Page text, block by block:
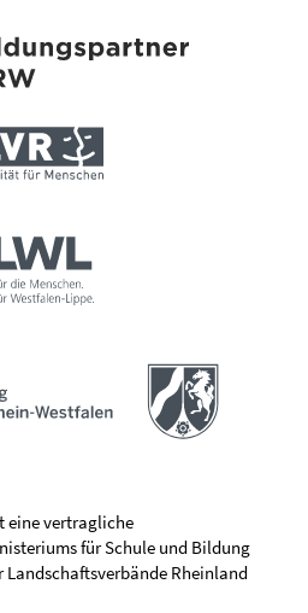
eine vertragliche
für Schule und Bildung
Landschaftsverbände Rheinland